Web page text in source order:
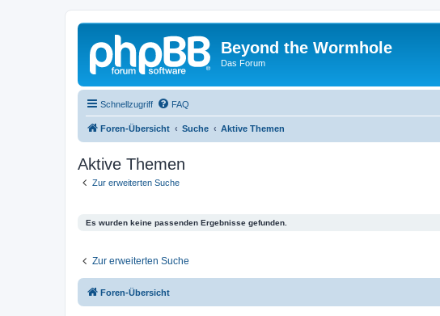
Beyond the Wormhole
Das Forum
Schnellzugriff FAQ
Foren-Übersicht Suche Aktive Themen
Aktive Themen
Zur erweiterten Suche
Es wurden keine passenden Ergebnisse gefunden.
Zur erweiterten Suche
Foren-Übersicht